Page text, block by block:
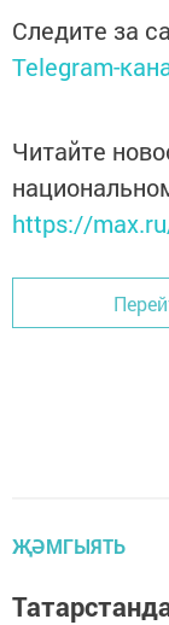
Следите за
Telegram-
Читайте
https://
ҖӘМГЫЯТЬ